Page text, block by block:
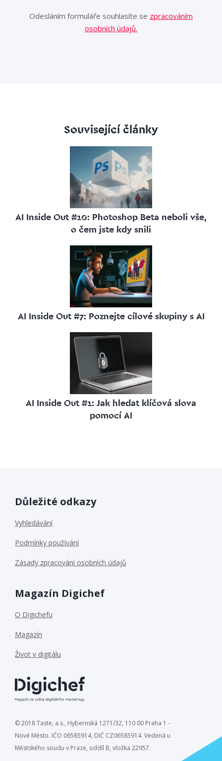
Odesláním formuláře souhlasíte se zpracováním
osobních údajů.
Související články
AI Inside Out #10: Photoshop Beta neboli vše,
o čem jste kdy snili
AI Inside Out #7: Poznejte cílové skupiny s AI
AI Inside Out #1: Jak hledat klíčová slova
pomocí AI
Důležité odkazy
Vyhledávání
Podmínky používání
Zásady zpracování osobních údajů
Magazín Digichef
O Digichefu
Magazín
Život v digitálu
© 2018 Taste, a.s., Hybernská 1271/32, 110 00 Praha 1 -
Nové Město. IČO 06585914, DIČ CZ06585914. Vedená u
Městského soudu v Praze, oddíl B, vložka 22957.